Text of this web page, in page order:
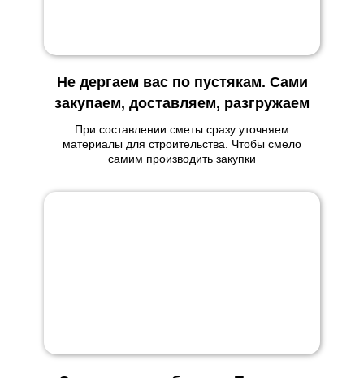
Не дергаем вас по пустякам. Сами
закупаем, доставляем, разгружаем
При составлении сметы сразу уточняем
материалы для строительства. Чтобы смело
самим производить закупки